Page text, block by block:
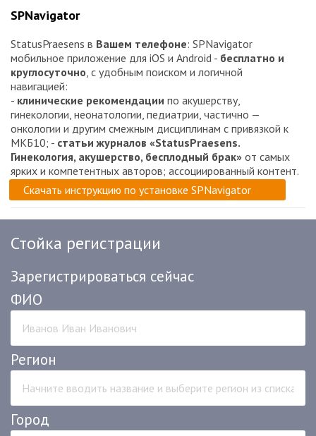
SPNavigator
StatusPraesens в Вашем телефоне: SPNavigator
мобильное приложение для iOS и Android - бесплатно и
круглосуточно, с удобным поиском и логичной
навигацией:
- клинические рекомендации по акушерству,
гинекологии, неонатологии, педиатрии, частично —
онкологии и другим смежным дисциплинам с привязкой к
МКБ10; - статьи журналов «StatusPraesens.
Гинекология, акушерство, бесплодный брак» от самых
ярких и компетентных авторов; ассоциированный контент.
Скачать инструкцию по установке SPNavigator
Стойка регистрации
Зарегистрироваться сейчас
ФИО
Регион
Город